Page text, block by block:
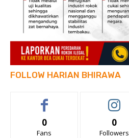
FOLLOW HARIAN BHIRAWA
0
Fans
0
Followers